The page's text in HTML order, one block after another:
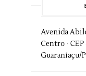
Avenida
Centro - CEP
Guaraniaçu/